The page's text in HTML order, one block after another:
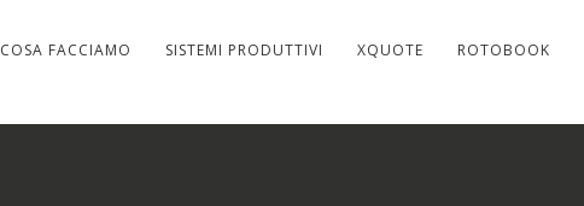
COSA FACCIAMO SISTEMI PRODUTTIVI XQUOTE ROTOBOOK